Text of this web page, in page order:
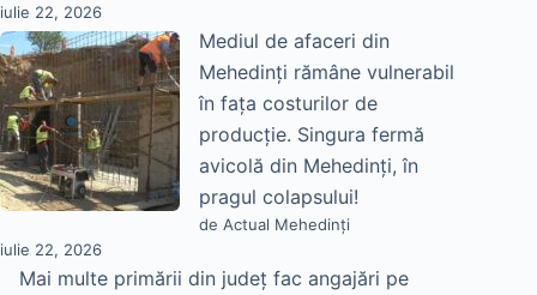
iulie 22, 2026
Mediul de afaceri din
Mehedinți rămâne vulnerabil
în fața costurilor de
producție. Singura fermă
avicolă din Mehedinți, în
pragul colapsului!
de Actual Mehedinți
iulie 22, 2026
Mai multe primării din județ fac angajări pe